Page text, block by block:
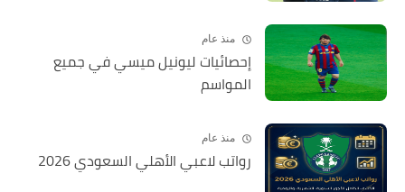
منذ عام
إحصائيات ليونيل ميسي في جميع
المواسم
منذ عام
رواتب لاعبي الأهلي السعودي 2026